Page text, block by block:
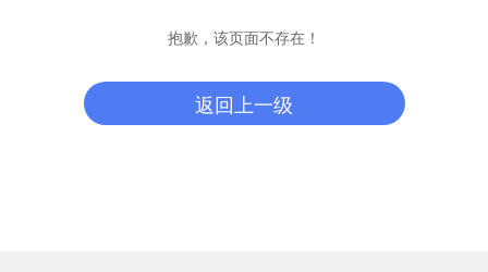
抱歉，该页面不存在！
返回上一级